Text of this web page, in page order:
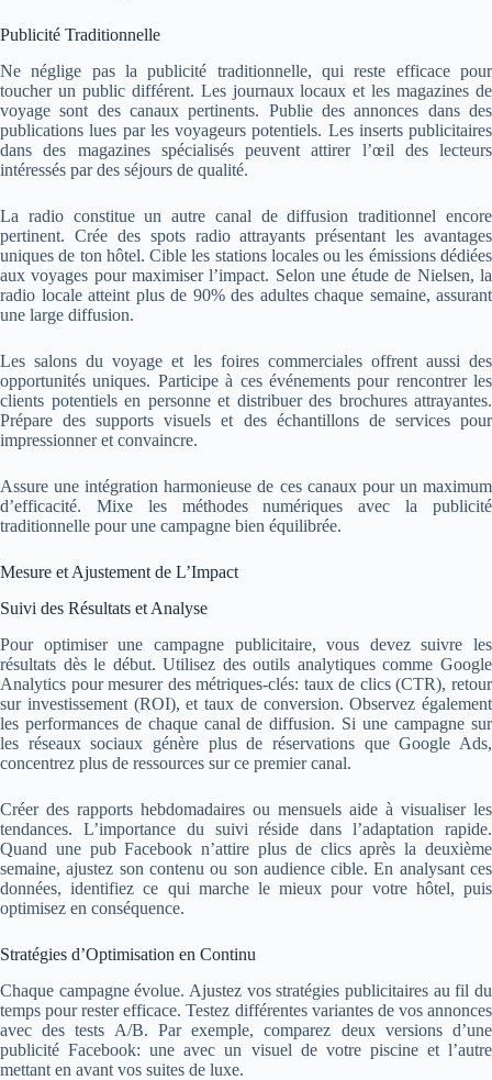
Publicité Traditionnelle
Ne néglige pas la publicité traditionnelle, qui reste efficace pour
toucher un public différent. Les journaux locaux et les magazines de
voyage sont des canaux pertinents. Publie des annonces dans des
publications lues par les voyageurs potentiels. Les inserts publicitaires
dans des magazines spécialisés peuvent attirer l’œil des lecteurs
intéressés par des séjours de qualité.
La radio constitue un autre canal de diffusion traditionnel encore
pertinent. Crée des spots radio attrayants présentant les avantages
uniques de ton hôtel. Cible les stations locales ou les émissions dédiées
aux voyages pour maximiser l’impact. Selon une étude de Nielsen, la
radio locale atteint plus de 90% des adultes chaque semaine, assurant
une large diffusion.
Les salons du voyage et les foires commerciales offrent aussi des
opportunités uniques. Participe à ces événements pour rencontrer les
clients potentiels en personne et distribuer des brochures attrayantes.
Prépare des supports visuels et des échantillons de services pour
impressionner et convaincre.
Assure une intégration harmonieuse de ces canaux pour un maximum
d’efficacité. Mixe les méthodes numériques avec la publicité
traditionnelle pour une campagne bien équilibrée.
Mesure et Ajustement de L’Impact
Suivi des Résultats et Analyse
Pour optimiser une campagne publicitaire, vous devez suivre les
résultats dès le début. Utilisez des outils analytiques comme Google
Analytics pour mesurer des métriques-clés: taux de clics (CTR), retour
sur investissement (ROI), et taux de conversion. Observez également
les performances de chaque canal de diffusion. Si une campagne sur
les réseaux sociaux génère plus de réservations que Google Ads,
concentrez plus de ressources sur ce premier canal.
Créer des rapports hebdomadaires ou mensuels aide à visualiser les
tendances. L’importance du suivi réside dans l’adaptation rapide.
Quand une pub Facebook n’attire plus de clics après la deuxième
semaine, ajustez son contenu ou son audience cible. En analysant ces
données, identifiez ce qui marche le mieux pour votre hôtel, puis
optimisez en conséquence.
Stratégies d’Optimisation en Continu
Chaque campagne évolue. Ajustez vos stratégies publicitaires au fil du
temps pour rester efficace. Testez différentes variantes de vos annonces
avec des tests A/B. Par exemple, comparez deux versions d’une
publicité Facebook: une avec un visuel de votre piscine et l’autre
mettant en avant vos suites de luxe.